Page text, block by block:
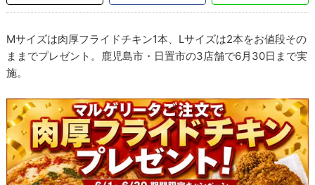
Mサイズは肉厚フライドチキン1本、Lサイズは2本をお値段その
ままでプレゼント。鹿児島市・日置市の3店舗で6月30日まで実
施。